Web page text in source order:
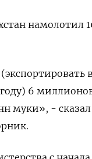
намолотил
6
муки», -